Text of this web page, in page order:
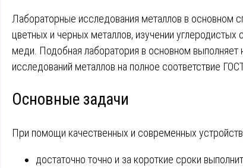
Лабораторные исследования металлов в основном
цветных и черных металлов, изучении углеродистых
меди. Подобная лаборатория в основном выполняет
исследований металлов на полное соответствие
Основные задачи
При помощи качественных и современных
достаточно точно и за короткие сроки